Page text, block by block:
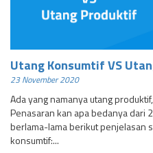
Utang Konsumtif VS
23 November 2020
Ada yang namanya utang
Penasaran kan apa bedanya dari
berlama-lama berikut penjelasan
konsumtif:...